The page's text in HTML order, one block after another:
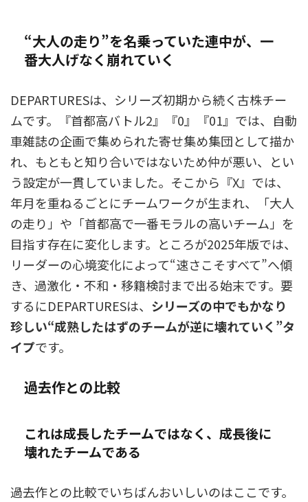
“大人の走り”を名乗っていた連中が、一
番大人げなく崩れていく
DEPARTURESは、シリーズ初期から続く古株チー
ムです。『首都高バトル2』『0』『01』では、自動
車雑誌の企画で集められた寄せ集め集団として描か
れ、もともと知り合いではないため仲が悪い、とい
う設定が一貫していました。そこから『X』では、
年月を重ねるごとにチームワークが生まれ、「大人
の走り」や「首都高で一番モラルの高いチーム」を
目指す存在に変化します。ところが2025年版では、
リーダーの心境変化によって“速さこそすべて”へ傾
き、過激化・不和・移籍検討まで出る始末です。要
するにDEPARTURESは、 シリーズの中でもかなり
珍しい“成熟したはずのチームが逆に壊れていく”タ
イプです。
過去作との比較
これは成長したチームではなく、成長後に
壊れたチームである
過去作との比較でいちばんおいしいのはここです。